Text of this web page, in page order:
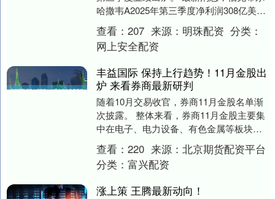
哈撒韦A2025年第三季度净利润308亿美
元，上年同期262.51亿美元，同比增长....
查看： 207 来源： 明珠配资 分类：
网上安全配资
丰益国际 保持上行趋势！11月金股出
炉 来看券商最新研判
随着10月交易收官，券商11月金股名单渐
次披露。 整体来看，券商11月金股主要集
中在电子、电力设备、有色金属等板块，
腾讯控股、紫金矿业等个股被多家机构推
荐。 展....
查看： 220 来源： 北京期货配资平台
分类： 富兴配资
涨上策 王腾最新动向！